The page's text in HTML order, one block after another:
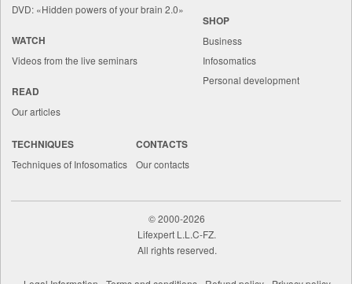
DVD: «Hidden powers of your brain 2.0»
WATCH
Videos from the live seminars
READ
Our articles
SHOP
Business
Infosomatics
Personal development
TECHNIQUES
Techniques of Infosomatics
CONTACTS
Our contacts
©2000-2026
Lifexpert L.L.C-FZ.
All rights reserved.